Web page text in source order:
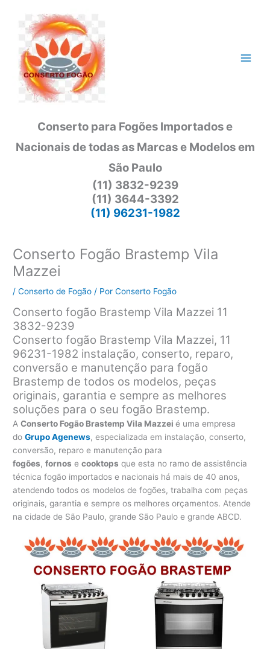
conteúdo
Conserto para Fogões Importados e
Nacionais de todas as Marcas e Modelos em
São Paulo
(11) 3832-9239
(11) 3644-3392
(11) 96231-1982
Conserto Fogão Brastemp Vila
Mazzei
/Conserto de Fogão / PorConserto Fogão
Conserto fogão Brastemp Vila Mazzei 11
3832-9239
Conserto fogão Brastemp Vila Mazzei, 11
96231-1982 instalação, conserto, reparo,
conversão e manutenção para fogão
Brastemp de todos os modelos, peças
originais, garantia e sempre as melhores
soluções para o seu fogão Brastemp.
AConserto Fogão Brastemp Vila Mazzeié uma empresa
doGrupo Agenews, especializada em instalação, conserto,
conversão, reparo e manutenção para
fogões,fornos ecooktops que esta no ramo de assistência
técnica fogão importados e nacionais há mais de 40 anos,
atendendo todos os modelos de fogões, trabalha com peças
originais, garantia e sempre os melhores orçamentos. Atende
na cidade de São Paulo, grande São Paulo e grande ABCD.